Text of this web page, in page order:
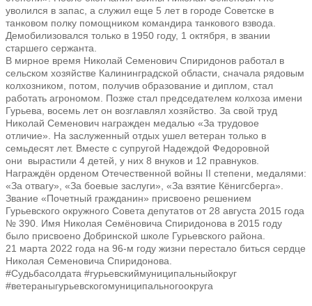
уволился в запас, а служил еще 5 лет в городе Советске в
танковом полку помощником командира танкового взвода.
Демобилизовался только в 1950 году, 1 октября, в звании
старшего сержанта.
В мирное время Николай Семенович Спиридонов работал в
сельском хозяйстве Калининградской области, сначала рядовым
колхозником, потом, получив образование и диплом, стал
работать агрономом. Позже стал председателем колхоза имени
Гурьева, восемь лет он возглавлял хозяйство. За свой труд
Николай Семенович награжден медалью «За трудовое
отличие». На заслуженный отдых ушел ветеран только в
семьдесят лет. Вместе с супругой Надеждой Федоровной
они вырастили 4 детей, у них 8 внуков и 12 правнуков.
Награждён орденом Отечественной войны II степени, медалями:
«За отвагу», «За боевые заслуги», «За взятие Кёнигсберга».
Звание «Почетный гражданин» присвоено решением
Гурьевского окружного Совета депутатов от 28 августа 2015 года
№ 390. Имя Николая Семёновича Спиридонова в 2015 году
было присвоено Добринской школе Гурьевского района.
21 марта 2022 года на 96-м году жизни перестало биться сердце
Николая Семеновича Спиридонова.
#Судьбасолдата #гурьевскиймуниципальныйокруг
#ветераныгурьевскогомуниципальногоокруга